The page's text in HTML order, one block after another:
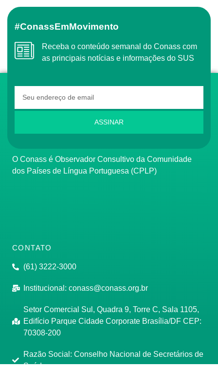
#ConassEmMovimento
Receba o conteúdo semanal do Conass com
as principais notícias e informações do SUS
ASSINAR
O Conass é Observador Consultivo da Comunidade
dos Países de Língua Portuguesa (CPLP)
CONTATO
(61) 3222-3000
Institucional: conass@conass.org.br
Setor Comercial Sul, Quadra 9, Torre C, Sala 1105,
Edifício Parque Cidade Corporate Brasília/DF CEP:
70308-200
Razão Social: Conselho Nacional de Secretários de
Saúde